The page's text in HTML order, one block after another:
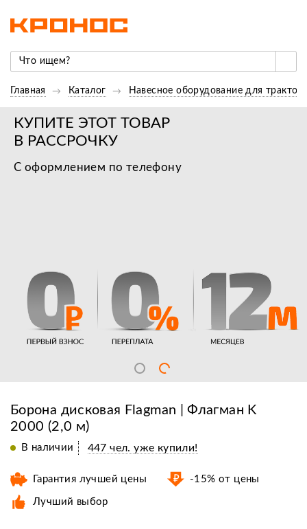
Главная Каталог Навесное оборудование для
КУПИТЕ ЭТОТ ТОВАР
В РАССРОЧКУ
С оформлением по телефону
Борона дисковая Flagman | Флагман K
2000 (2,0 м)
В наличии 447 чел. уже купили!
Гарантия лучшей цены -15% от цены
Лучший выбор